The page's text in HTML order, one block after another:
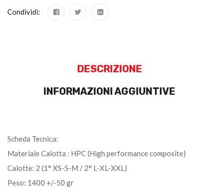
Condividi:
DESCRIZIONE
INFORMAZIONI AGGIUNTIVE
Scheda Tecnica:
Materiale Calotta : HPC (High performance composite)
Calotte: 2 (1° XS-S-M / 2° L-XL-XXL)
Peso: 1400 +/-50 gr